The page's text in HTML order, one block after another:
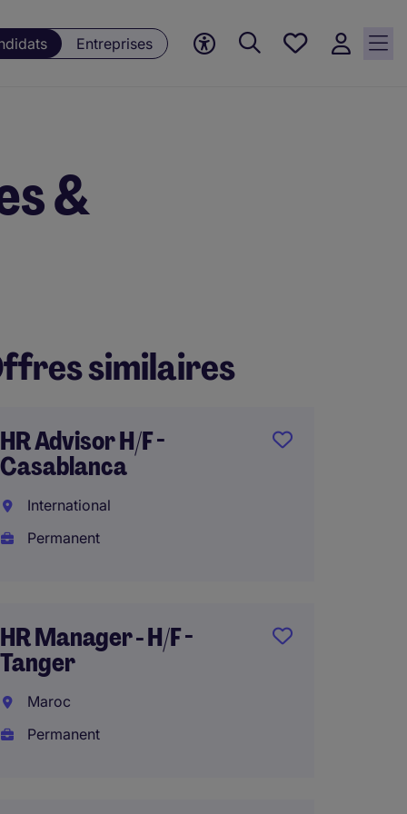
Entreprises
Mes
&
similaires
HR Advisor H/F -
Casablanca
International
Permanent
HR Manager - H/F -
Tanger
Maroc
Permanent